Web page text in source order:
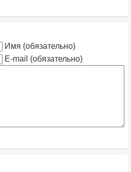
Имя (обязательно)
E-mail (обязательно)